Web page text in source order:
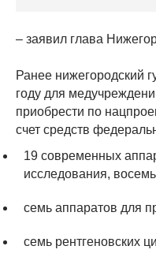
– заявил глава
Ранее нижегородский
году для
приобрести по
счет средств
19 современных
исследования,
семь аппаратов для
семь рентгеновских